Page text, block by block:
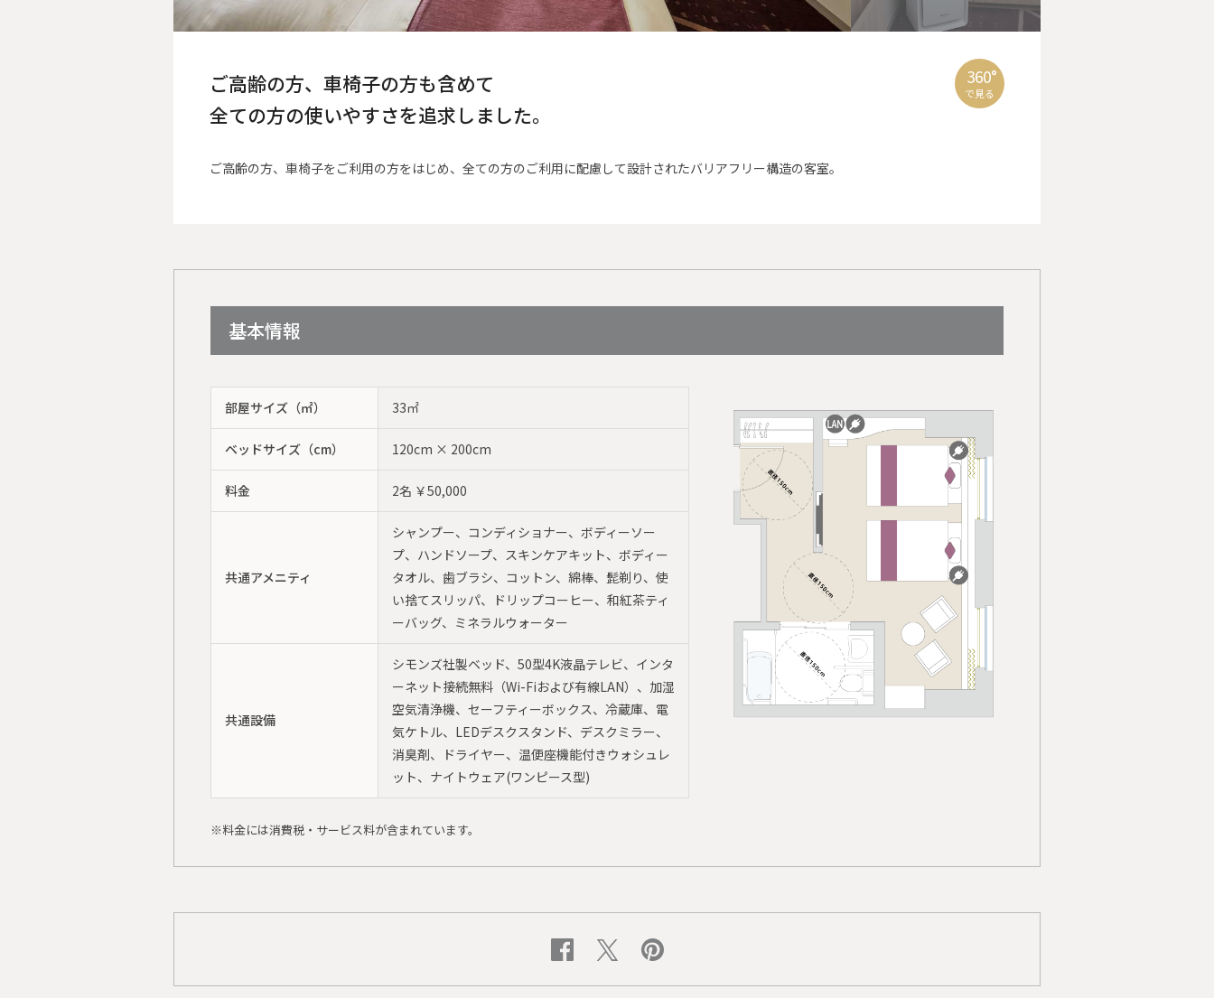
360°
で見る
ご高齢の方、車椅子の方も含めて
全ての方の使いやすさを追求しました。
ご高齢の方、車椅子をご利用の方をはじめ、全ての方のご利用に配慮して設計されたバリアフリー構造の客室。
基本情報
部屋サイズ（㎡） 33㎡
ベッドサイズ（cm） 120cm × 200cm
料金 2名 ￥50,000
共通アメニティ
シャンプー、コンディショナー、ボディーソー
プ、ハンドソープ、スキンケアキット、ボディー
タオル、歯ブラシ、コットン、綿棒、髭剃り、使
い捨てスリッパ、ドリップコーヒー、和紅茶ティ
ーバッグ、ミネラルウォーター
共通設備
シモンズ社製ベッド、50型4K液晶テレビ、インタ
ーネット接続無料（Wi-Fiおよび有線LAN）、加湿
空気清浄機、セーフティーボックス、冷蔵庫、電
気ケトル、LEDデスクスタンド、デスクミラー、
消臭剤、ドライヤー、温便座機能付きウォシュレ
ット、ナイトウェア(ワンピース型)
※料金には消費税・サービス料が含まれています。